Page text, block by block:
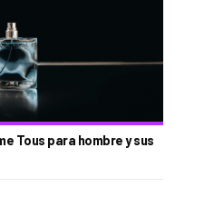
Tous para hombre y sus